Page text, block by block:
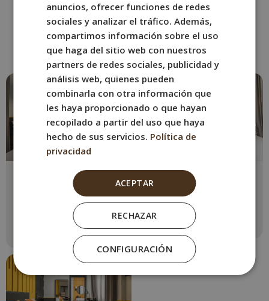
Reserva la habitación de
BYPILLOW Crosstown
que mejor se adapte a ti.
Familiar
Max. 4 personas
1 cama doble + 2
individuales
Individual
Max. 1 persona
1 cama individual
Ver más
FRENCH
ITALIAN
anuncios, ofrecer funciones de redes
sociales y analizar el tráfico. Además,
compartimos información sobre el uso
que haga del sitio web con nuestros
partners de redes sociales, publicidad y
análisis web, quienes pueden
combinarla con otra información que
les haya proporcionado o que hayan
recopilado a partir del uso que haya
hecho de sus servicios. Política de
privacidad
ACEPTAR
RECHAZAR
CONFIGURACIÓN